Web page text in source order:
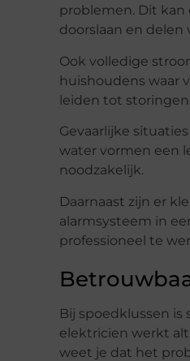
problemen. Dit kan
doorslaan en
Ook volledige
huishoudens waar
leiden tot storingen
Gevaarlijke
water vormen een
noodzakelijk.
Daarnaast zijn er
alarmsysteem in
professioneel te
Bij spoedklussen
elektricien werkt
weet je dat het